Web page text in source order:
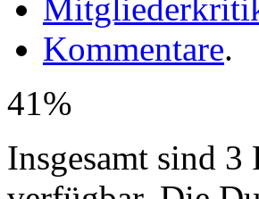
Kommentare.
41%
Insgesamt sind 3